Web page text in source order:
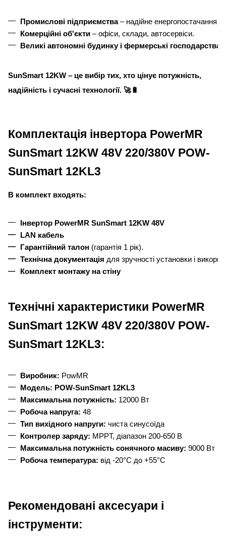
Промислові підприємства – надійне енергопостачання
Комерційні об'єкти – офіси, склади, автосервіси.
Великі автономні будинку і фермерські господарства
SunSmart 12KW – це вибір тих, хто цінує потужність,
надійність і сучасні технології. 🚀🔋
Комплектація інвертора PowerMR
SunSmart 12KW 48V 220/380V POW-
SunSmart 12KL3
В комплект входять:
Інвертор PowerMR SunSmart 12KW 48V
LAN кабель
Гарантійний талон (гарантія 1 рік).
Технічна документація для зручності установки і
Комплект монтажу на стіну
Технічні характеристики PowerMR
SunSmart 12KW 48V 220/380V POW-
SunSmart 12KL3:
Виробник: PowMR
Модель: POW-SunSmart 12KL3
Максимальна потужність: 12000 Вт
Робоча напруга: 48
Тип вихідного напруги: чиста синусоїда
Контролер заряду: MPPT, діапазон 200-650 В
Максимальна потужність сонячного масиву: 9000 Вт
Робоча температура: від -20°C до +55°C
Рекомендовані аксесуари і
інструменти: